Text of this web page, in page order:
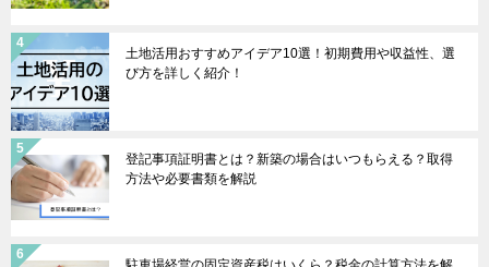
土地活用おすすめアイデア10選！初期費用や収益性、選
び方を詳しく紹介！
登記事項証明書とは？新築の場合はいつもらえる？取得
方法や必要書類を解説